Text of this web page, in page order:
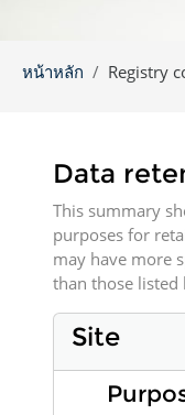
หน้าหลัก Registry
Data
This summary
purposes for
may have more
than those listed
Site